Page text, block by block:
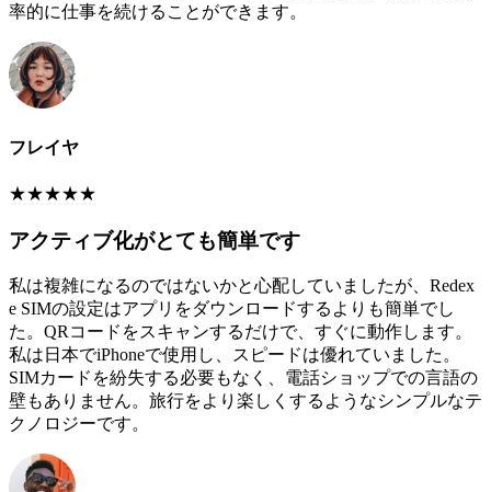
率的に仕事を続けることができます。
フレイヤ
★★★★★
アクティブ化がとても簡単です
私は複雑になるのではないかと心配していましたが、Redex
e SIMの設定はアプリをダウンロードするよりも簡単でし
た。QRコードをスキャンするだけで、すぐに動作します。
私は日本でiPhoneで使用し、スピードは優れていました。
SIMカードを紛失する必要もなく、電話ショップでの言語の
壁もありません。旅行をより楽しくするようなシンプルなテ
クノロジーです。